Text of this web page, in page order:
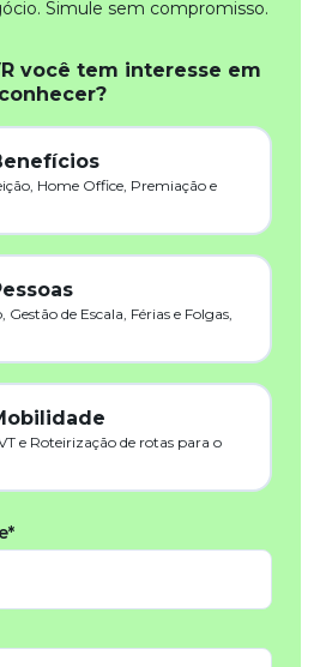
Simule sem compromisso.
você tem interesse em
conhecer?
Home Office, Premiação e
de Escala, Férias e Folgas,
e Roteirização de rotas para o